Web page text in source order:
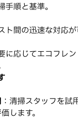
手順と基準。
ト間の迅速な対応が
に応じてエコフレ
：清掃スタッフを試
します。